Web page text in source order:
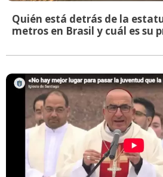
Quién está detrás de la
metros en Brasil y cuál es su